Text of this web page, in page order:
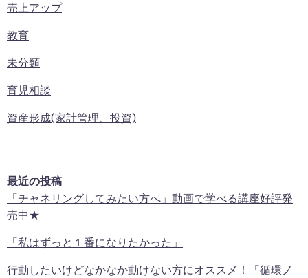
売上アップ
教育
未分類
育児相談
資産形成(家計管理、投資)
最近の投稿
「チャネリングしてみたい方へ」動画で学べる講座好評発
売中★
「私はずっと１番になりたかった」
行動したいけどなかなか動けない方にオススメ！「循環ノ